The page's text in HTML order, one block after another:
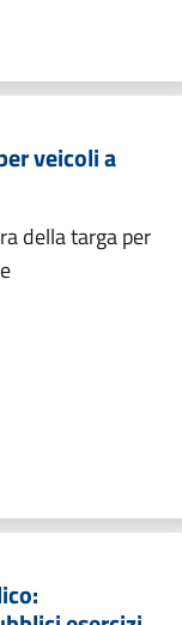
veicoli a
della targa per